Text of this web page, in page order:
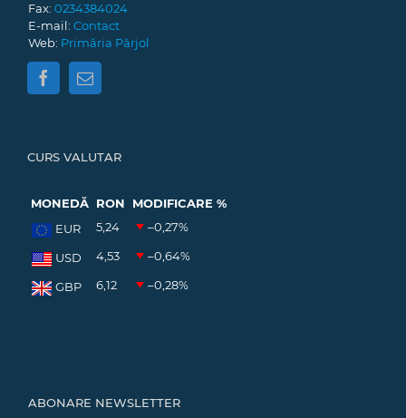
Fax: 0234384024
E-mail: Contact
Web: Primăria Pârjol
CURS VALUTAR
MONEDĂ RON
MODIFICARE %
EUR
5,24 –0,27%
USD 4,53 –0,64%
GBP 6,12 –0,28%
ABONARE NEWSLETTER